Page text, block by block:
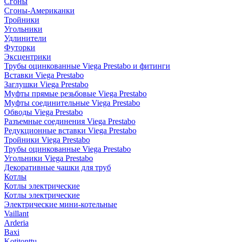
Сгоны-Американки
Тройники
Угольники
Удлинители
Футорки
Эксцентрики
Трубы оцинкованные Viega Prestabo и фитинги
Вставки Viega Prestabo
Заглушки Viega Prestabo
Муфты прямые резьбовые Viega Prestabo
Муфты соединительные Viega Prestabo
Обводы Viega Prestabo
Разъемные соединения Viega Prestabo
Редукционные вставки Viega Prestabo
Тройники Viega Prestabo
Трубы оцинкованные Viega Prestabo
Угольники Viega Prestabo
Декоративные чашки для труб
Котлы
Котлы электрические
Котлы электрические
Электрические мини-котельные
Vaillant
Arderia
Baxi